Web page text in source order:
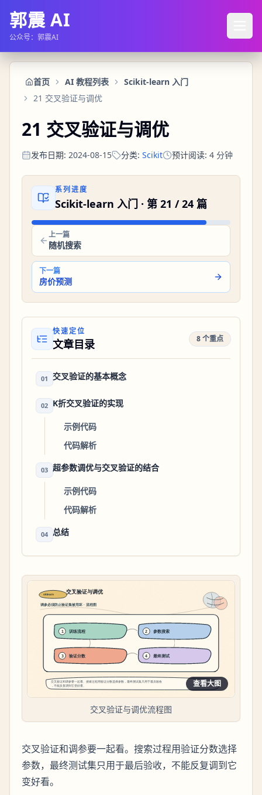
郭震 AI
公众号：郭震AI
首页 AI 教程列表
Scikit-learn 入门
21 交叉验证与调优
21 交叉验证与调优
发布日期: 2024-08-15 分类: Scikit 预计阅读: 4 分钟
系列进度
Scikit-learn 入门 · 第 21 /24 篇
上一篇
随机搜索
下一篇
房价预测
快速定位
文章目录 8 个重点
01 交叉验证的基本概念
02 K折交叉验证的实现
示例代码
代码解析
03 超参数调优与交叉验证的结合
示例代码
代码解析
04 总结
查看大图
交叉验证与调优流程图
交叉验证和调参要一起看。搜索过程用验证分数选择
参数，最终测试集只用于最后验收，不能反复调到它
变好看。